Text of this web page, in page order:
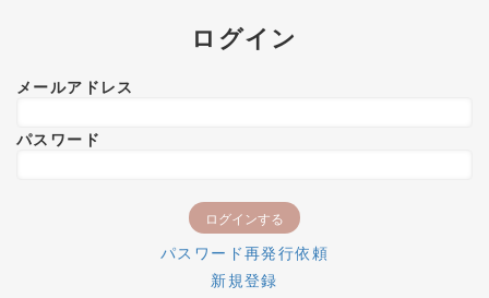
ログイン
メールアドレス
パスワード
パスワード再発行依頼
新規登録